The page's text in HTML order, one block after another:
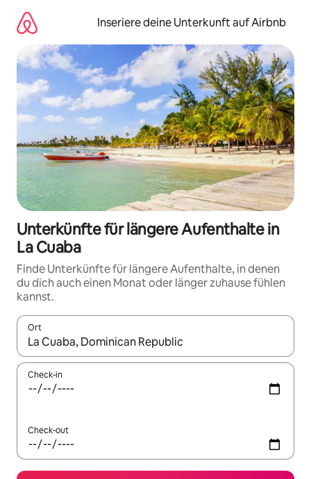
Inhalten
springen
Inseriere deine Unterkunft auf Airbnb
Unterkünfte für längere Aufenthalte in
La Cuaba
Finde Unterkünfte für längere Aufenthalte, in denen
du dich auch einen Monat oder länger zuhause fühlen
kannst.
Ort
Wenn Ergebnisse verfügbar sind, navigiere mit den
Check-in
Check-out